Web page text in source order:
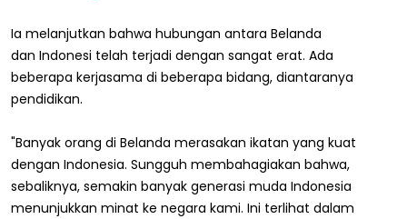
Ia melanjutkan bahwa hubungan antara Belanda
dan Indonesi telah terjadi dengan sangat erat. Ada
beberapa kerjasama di beberapa bidang, diantaranya
pendidikan.
"Banyak orang di Belanda merasakan ikatan yang kuat
dengan Indonesia. Sungguh membahagiakan bahwa,
sebaliknya, semakin banyak generasi muda Indonesia
menunjukkan minat ke negara kami. Ini terlihat dalam